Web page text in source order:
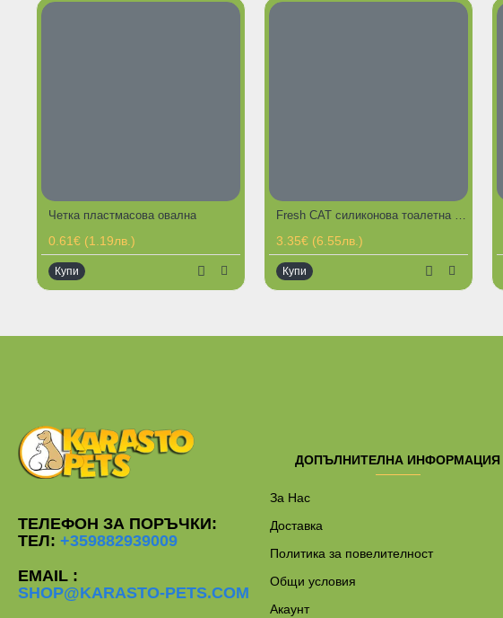
Четка пластмасова овална
0.61€ (1.19лв.)
Купи
3.35€ (6.55лв.)
Купи
ТЕЛЕФОН ЗА ПОРЪЧКИ:
ТЕЛ: +359882939009
EMAIL :
SHOP@KARASTO-PETS.COM
ДОПЪЛНИТЕЛНА ИНФОРМАЦИЯ
За Нас
Доставка
Политика за повелителност
Общи условия
Акаунт